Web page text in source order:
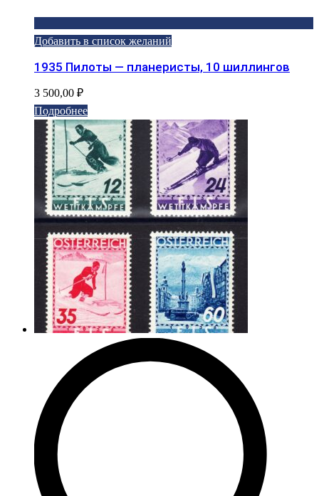
Добавить в список желаний
1935 Пилоты — планеристы, 10 шиллингов
3 500,00 ₽
Подробнее